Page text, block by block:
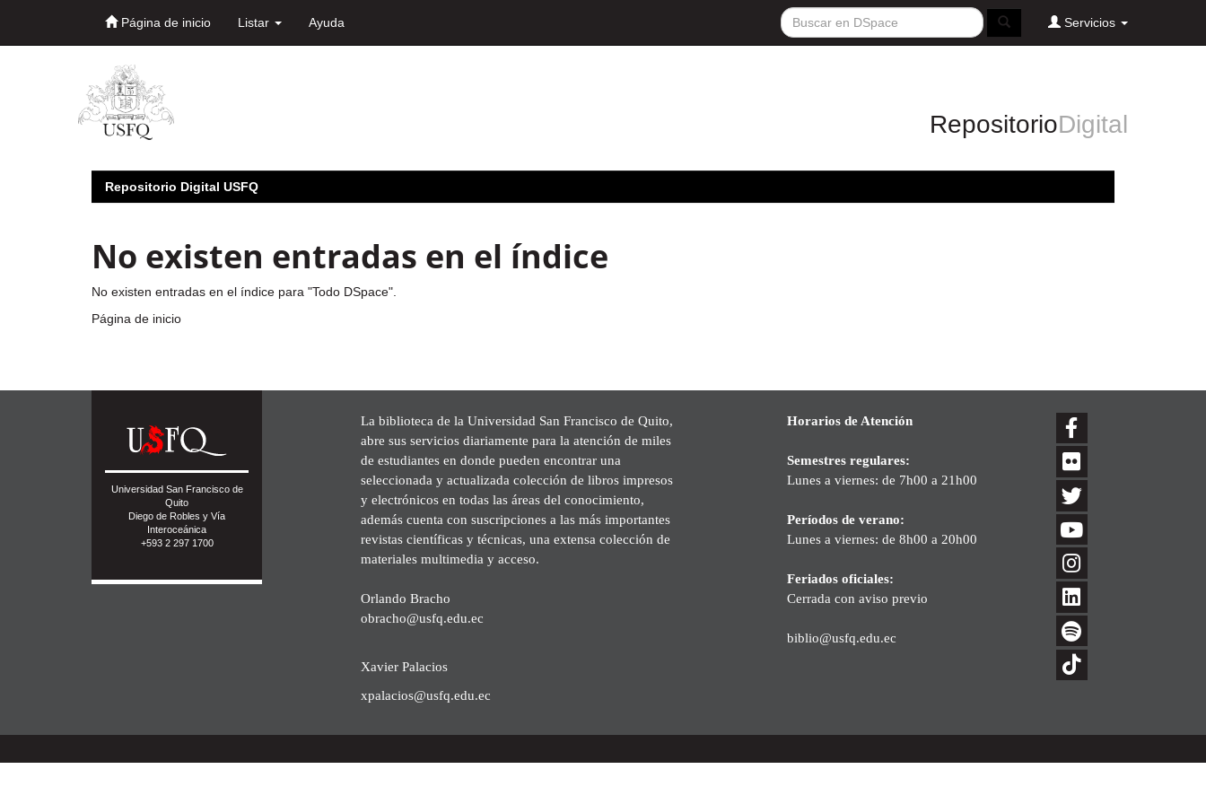
Página de inicio Listar Ayuda Servicios
RepositorioDigital
Repositorio Digital USFQ
No existen entradas en el índice
No existen entradas en el índice para "Todo DSpace".
Página de inicio
Universidad San Francisco de
Quito
Diego de Robles y Vía
Interoceánica
+593 2 297 1700
La biblioteca de la Universidad San Francisco de Quito,
abre sus servicios diariamente para la atención de miles
de estudiantes en donde pueden encontrar una
seleccionada y actualizada colección de libros impresos
y electrónicos en todas las áreas del conocimiento,
además cuenta con suscripciones a las más importantes
revistas científicas y técnicas, una extensa colección de
materiales multimedia y acceso.
Orlando Bracho
obracho@usfq.edu.ec
Xavier Palacios
xpalacios@usfq.edu.ec
Horarios de Atención
Semestres regulares:
Lunes a viernes: de 7h00 a 21h00
Períodos de verano:
Lunes a viernes: de 8h00 a 20h00
Feriados oficiales:
Cerrada con aviso previo
biblio@usfq.edu.ec